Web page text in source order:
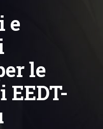
e
le